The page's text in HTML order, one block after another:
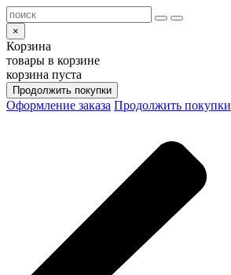
×
Корзина
товары в корзине
корзина пуста
Продолжить покупки
Оформление заказа Продолжить покупки